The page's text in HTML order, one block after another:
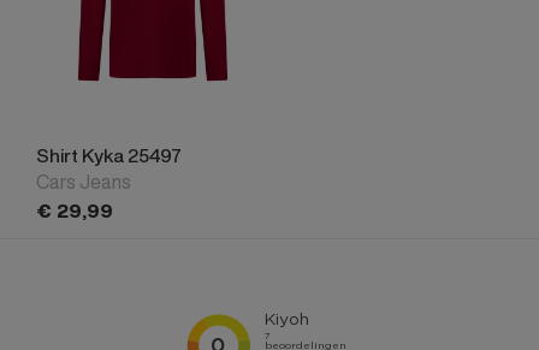
Shirt Kyka 25497
Cars Jeans
€ 29,99